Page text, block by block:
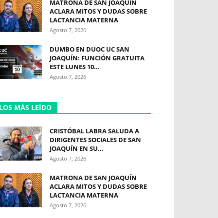
MATRONA DE SAN JOAQUÍN
ACLARA MITOS Y DUDAS SOBRE
LACTANCIA MATERNA
Agosto 7, 2026
DUMBO EN DUOC UC SAN
JOAQUÍN: FUNCIÓN GRATUITA
ESTE LUNES 10...
Agosto 7, 2026
MÁS LEÍDO
CRISTÓBAL LABRA SALUDA A
DIRIGENTES SOCIALES DE SAN
JOAQUÍN EN SU...
Agosto 7, 2026
MATRONA DE SAN JOAQUÍN
ACLARA MITOS Y DUDAS SOBRE
LACTANCIA MATERNA
Agosto 7, 2026